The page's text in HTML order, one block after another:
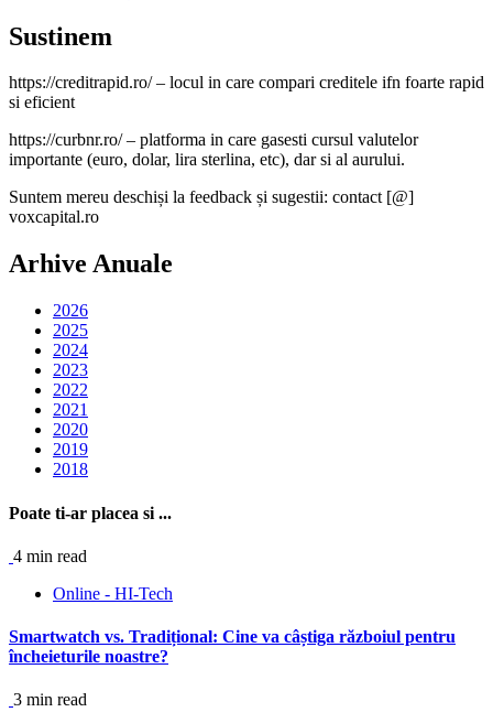
Sustinem
https://creditrapid.ro/ – locul in care compari creditele ifn foarte rapid
si eficient
https://curbnr.ro/ – platforma in care gasesti cursul valutelor
importante (euro, dolar, lira sterlina, etc), dar si al aurului.
Suntem mereu deschiși la feedback și sugestii: contact [@]
voxcapital.ro
Arhive Anuale
2026
2025
2024
2023
2022
2021
2020
2019
2018
Poate ti-ar placea si ...
4 min read
Online - HI-Tech
Smartwatch vs. Tradițional: Cine va câștiga războiul pentru
încheieturile noastre?
3 min read